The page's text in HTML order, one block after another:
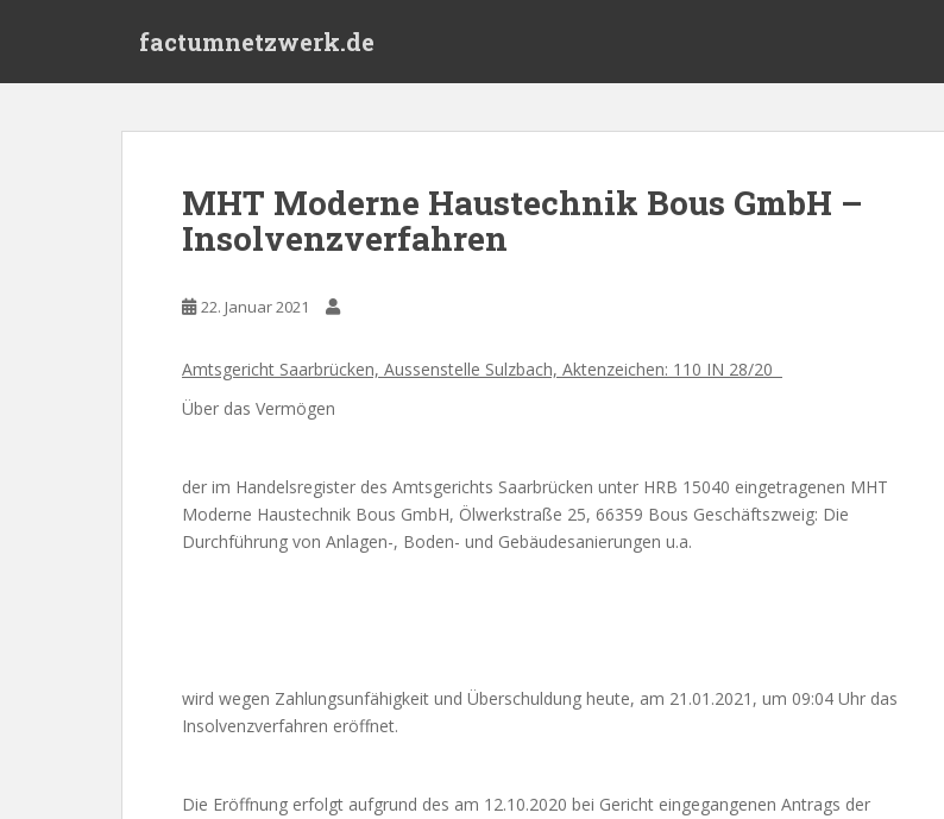
factumnetzwerk.de
MHT Moderne Haustechnik Bous GmbH –
Insolvenzverfahren
22. Januar 2021
Amtsgericht Saarbrücken, Aussenstelle Sulzbach, Aktenzeichen: 110 IN 28/20
Über das Vermögen
der im Handelsregister des Amtsgerichts Saarbrücken unter HRB 15040 eingetragenen MHT
Moderne Haustechnik Bous GmbH, Ölwerkstraße 25, 66359 Bous Geschäftszweig: Die
Durchführung von Anlagen-, Boden- und Gebäudesanierungen u.a.
wird wegen Zahlungsunfähigkeit und Überschuldung heute, am 21.01.2021, um 09:04 Uhr das
Insolvenzverfahren eröffnet.
Die Eröffnung erfolgt aufgrund des am 12.10.2020 bei Gericht eingegangenen Antrags der